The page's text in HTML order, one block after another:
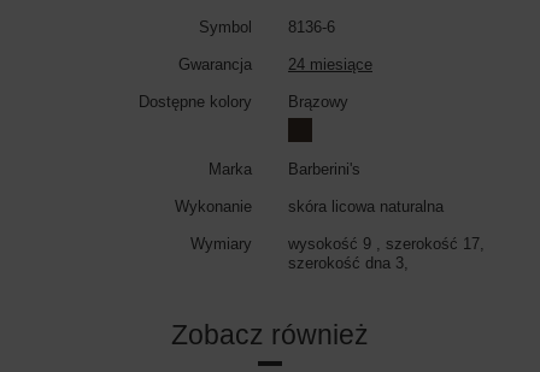
Symbol 8136-6
Gwarancja 24 miesiące
Dostępne kolory Brązowy
Marka Barberini's
Wykonanie skóra licowa naturalna
Wymiary
wysokość 9 , szerokość 17,
szerokość dna 3,
Zobacz również